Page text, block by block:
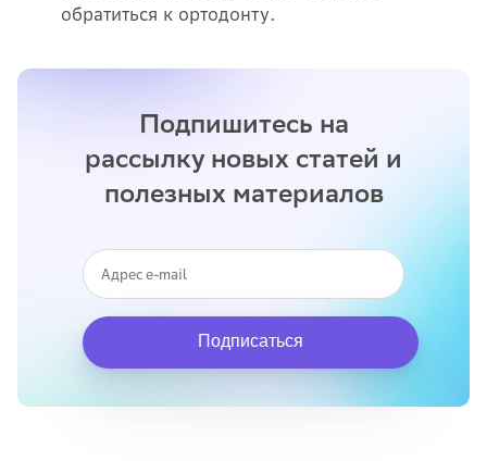
обратиться к ортодонту.
Подпишитесь на
рассылку новых статей и
полезных материалов
Подписаться